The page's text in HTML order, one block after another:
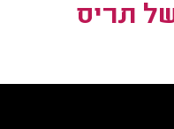
תריס